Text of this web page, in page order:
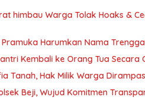
himbau Warga Tolak Hoaks &
Harumkan Nama
Kembali ke Orang Tua Secara
Tanah, Hak Milik Warga
Beji, Wujud Komitmen